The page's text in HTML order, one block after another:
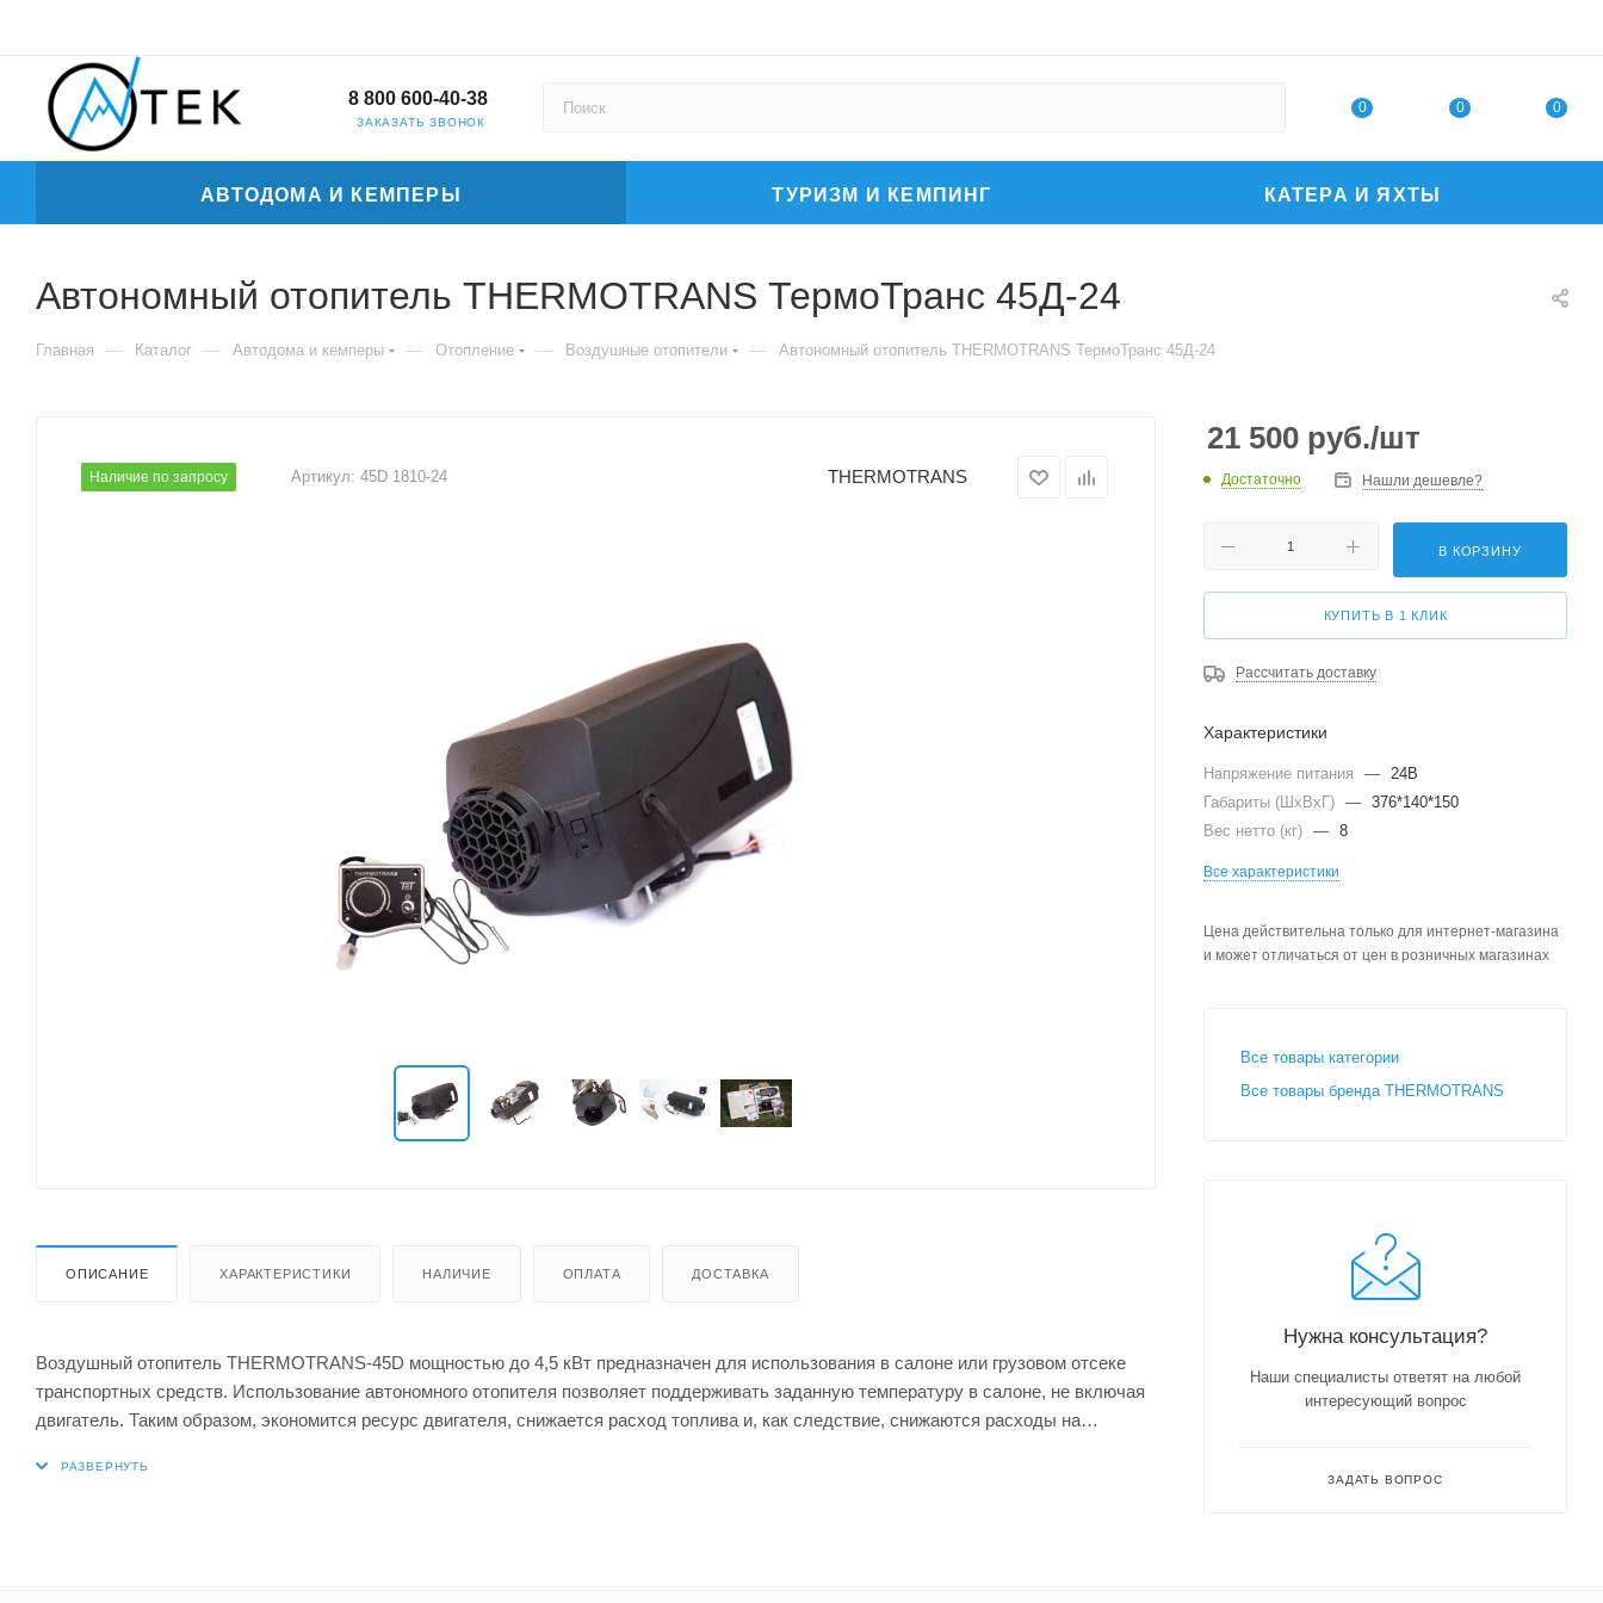
8 800 600-40-38
ЗАКАЗАТЬ ЗВОНОК
0 0 0
АВТОДОМА И КЕМПЕРЫ ТУРИЗМ И КЕМПИНГ КАТЕРА И ЯХТЫ
Автономный отопитель THERMOTRANS ТермоТранс 45Д-24
Главная — Каталог — Автодома и кемперы — Отопление — Воздушные отопители — Автономный отопитель THERMOTRANS ТермоТранс 45Д-24
Наличие по запросу Артикул: 45D 1810-24 THERMOTRANS
ОПИСАНИЕ ХАРАКТЕРИСТИКИ НАЛИЧИЕ ОПЛАТА ДОСТАВКА
Воздушный отопитель THERMOTRANS-45D мощностью до 4,5 кВт предназначен для использования в салоне или грузовом отсеке
транспортных средств. Использование автономного отопителя позволяет поддерживать заданную температуру в салоне, не включая
двигатель. Таким образом, экономится ресурс двигателя, снижается расход топлива и, как следствие, снижаются расходы на
возможностью поддержания заданной температуры в салоне, гарантируют полный комфорт.
21 500 руб./шт
Достаточно Нашли дешевле?
В КОРЗИНУ
КУПИТЬ В 1 КЛИК
Рассчитать доставку
Характеристики
Напряжение питания —
24В
Габариты (ШхВхГ) — 376*140*150
Вес нетто (кг) — 8
Все характеристики
Цена действительна только для интернет-магазина
и может отличаться от цен в розничных магазинах
Все товары категории
Все товары бренда THERMOTRANS
Нужна консультация?
Наши специалисты ответят на любой
интересующий вопрос
ЗАДАТЬ ВОПРОС